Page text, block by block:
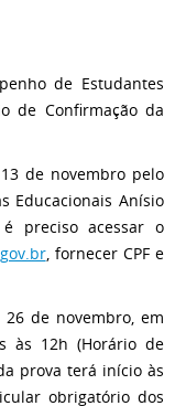
de Estudantes
de Confirmação da
de novembro pelo
Educacionais Anísio
preciso acessar o
, fornecer CPF e
de novembro, em
às 12h (Horário de
prova terá início às
obrigatório dos